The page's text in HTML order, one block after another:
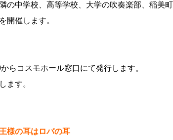
の中学校、高等学校、大学の吹奏楽部、稲美
開催します。
らコスモホール窓口にて発行します。
ます。
様の耳はロバの耳